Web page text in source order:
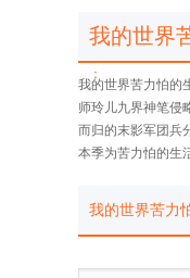
我的世界
：
我的世界苦力怕的
师玲儿九界神笔侵
而归的末影军团兵
本季为苦力怕的生
我的世界苦力